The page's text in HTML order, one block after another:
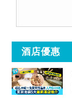
酒店優惠